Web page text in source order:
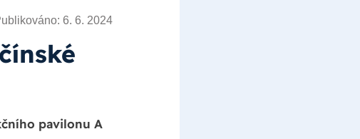
6. 6. 2024
pavilonu A